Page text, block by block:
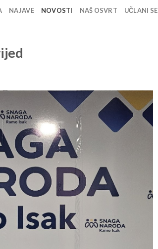
NAJAVE NOVOSTI NAŠ OSVRT UČLANI SE